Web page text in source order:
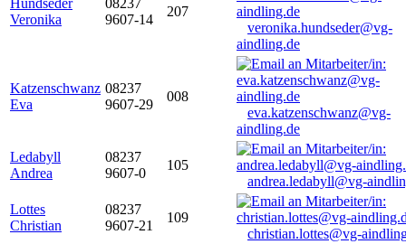
Hundseder
Veronika
08237
9607-14
207
veronika.hundseder@vg-
aindling.de
Katzenschwanz
Eva
08237
9607-29
008
eva.katzenschwanz@vg-
aindling.de
Ledabyll
Andrea
08237
9607-0
105
andrea.ledabyll@vg-
Lottes
Christian
08237
9607-21
109
christian.lottes@vg-